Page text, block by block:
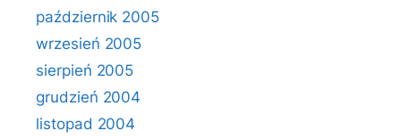
październik 2005
wrzesień 2005
sierpień 2005
grudzień 2004
listopad 2004